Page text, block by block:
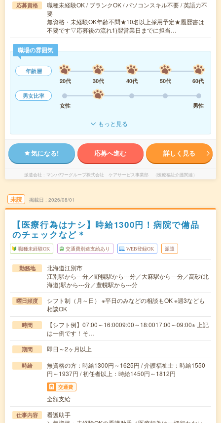
応募資格
職種未経験OK / ブランクOK / パソコンスキル不要 / 英語力不
要
無資格・未経験OK年齢不問★10名以上採用予定★履歴書は
不要です▽応募後の流れ1)翌営業日までに担当…
職場の雰囲気
年齢層
20代
30代 40代 50代
60代
男女比率
女性
男性
もっと見る
気になる! 応募へ進む 詳しく見る
派遣会社 マンパワーグループ株式会社 ケアサービス事業部 （医療福祉介護関連）
未読 掲載日 2026/08/01
【医療行為はナシ】時給1300円！病院で備品
のチェックなど＊
職種未経験OK 交通費別途支給あり WEB登録OK 派遣
勤務地
北海道江別市
江別駅から---分／野幌駅から---分／大麻駅から---分／高砂(北
海道)駅から---分／豊幌駅から---分
曜日頻度
シフト制（月～日） ※平日のみなどの相談もOK ※週3なども
相談OK
時間
【シフト例】07:00～16:0009:00～18:0017:00～09:00※ 上記
は一例です！そ…
期間 即日～2ヶ月以上
時給
無資格の方：時給1300円～1625円 / 介護福祉士：時給1550
円～1937円 / 初任者以上：時給1450円～1812円
交通費
全額支給
仕事内容
看護助手